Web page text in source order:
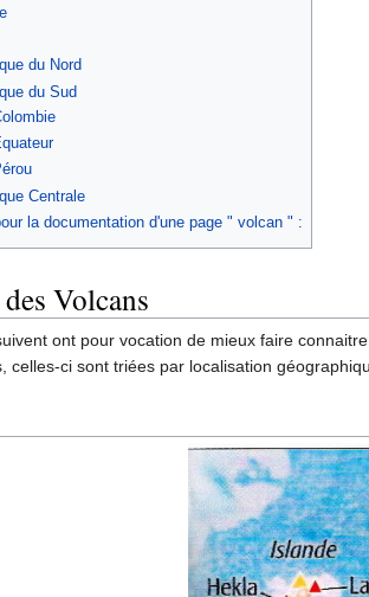
du Nord
du Sud
Centrale
la documentation d'une page " volcan " :
Volcans
ont pour vocation de mieux faire
celles-ci sont triées par localisation